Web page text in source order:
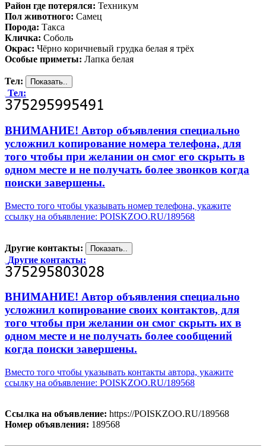
Район где потерялся: Техникум
Пол животного: Самец
Порода: Такса
Кличка: Соболь
Окрас: Чёрно коричневый грудка белая я трёх
Особые приметы: Лапка белая
Тел:
Тел:
ВНИМАНИЕ! Автор объявления специально
усложнил копирование номера телефона, для
того чтобы при желании он смог его скрыть в
одном месте и не получать более звонков когда
поиски завершены.
Вместо того чтобы указывать номер телефона, укажите
ссылку на объявление: POISKZOO.RU/189568
Другие контакты:
Другие контакты:
ВНИМАНИЕ! Автор объявления специально
усложнил копирование своих контактов, для
того чтобы при желании он смог скрыть их в
одном месте и не получать более сообщений
когда поиски завершены.
Вместо того чтобы указывать контакты автора, укажите
ссылку на объявление: POISKZOO.RU/189568
Ссылка на объявление: https://POISKZOO.RU/189568
Номер объявления: 189568